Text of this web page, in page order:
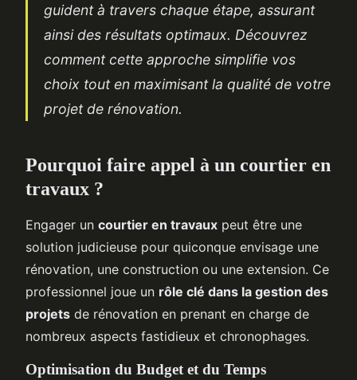
guident à travers chaque étape, assurant
ainsi des résultats optimaux. Découvrez
comment cette approche simplifie vos
choix tout en maximisant la qualité de votre
projet de rénovation.
Pourquoi faire appel à un courtier en
travaux ?
Engager un courtier en travaux peut être une
solution judicieuse pour quiconque envisage une
rénovation, une construction ou une extension. Ce
professionnel joue un rôle clé dans la gestion des
projets de rénovation en prenant en charge de
nombreux aspects fastidieux et chronophages.
Optimisation du Budget et du Temps